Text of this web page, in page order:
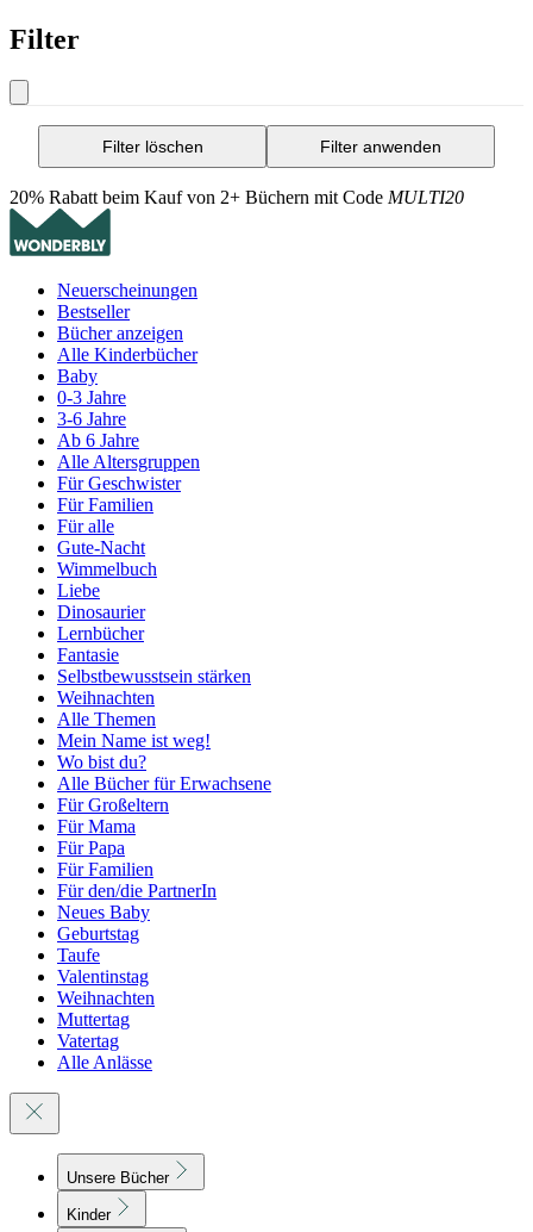
Filter
Filter löschen Filter anwenden
20% Rabatt beim Kauf von 2+ Büchern mit Code MULTI20
Neuerscheinungen
Bestseller
Bücher anzeigen
Alle Kinderbücher
Baby
0-3 Jahre
3-6 Jahre
Ab 6 Jahre
Alle Altersgruppen
Für Geschwister
Für Familien
Für alle
Gute-Nacht
Wimmelbuch
Liebe
Dinosaurier
Lernbücher
Fantasie
Selbstbewusstsein stärken
Weihnachten
Alle Themen
Mein Name ist weg!
Wo bist du?
Alle Bücher für Erwachsene
Für Großeltern
Für Mama
Für Papa
Für Familien
Für den/die PartnerIn
Neues Baby
Geburtstag
Taufe
Valentinstag
Weihnachten
Muttertag
Vatertag
Alle Anlässe
Unsere Bücher
Kinder